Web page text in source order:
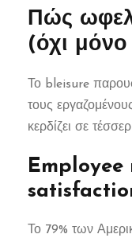
Πώς
(όχι
Το bleisure
τους
κερδίζει σε
Employee
Το 79% των